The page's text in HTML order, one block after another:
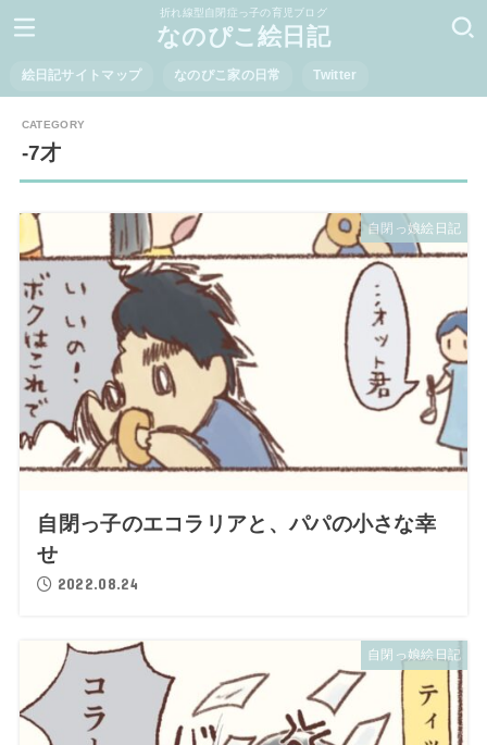
折れ線型自閉症っ子の育児ブログ
なのぴこ絵日記
絵日記サイトマップ なのぴこ家の日常 Twitter
-7才
自閉っ娘絵日記
自閉っ子のエコラリアと、パパの小さな幸
せ
2022.08.24
自閉っ娘絵日記